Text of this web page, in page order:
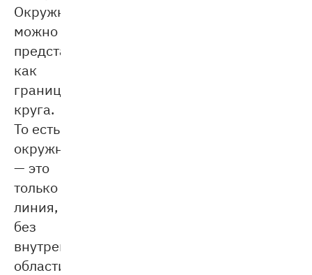
Окружность
можно
представить
как
границу
круга.
То есть
окружность
— это
только
линия,
без
внутренней
области.